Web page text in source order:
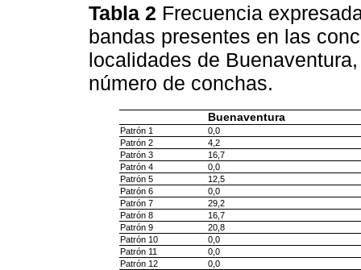
Tabla 2 Frecuencia
bandas presentes en las
localidades de
número de conchas.
Buenaventura
Patrón 1
0,0
Patrón 2
4,2
Patrón 3
16,7
Patrón 4
0,0
Patrón 5
12,5
Patrón 6
0,0
Patrón 7
29,2
Patrón 8
16,7
Patrón 9
20,8
Patrón 10
0,0
Patrón 11
0,0
Patrón 12
0,0